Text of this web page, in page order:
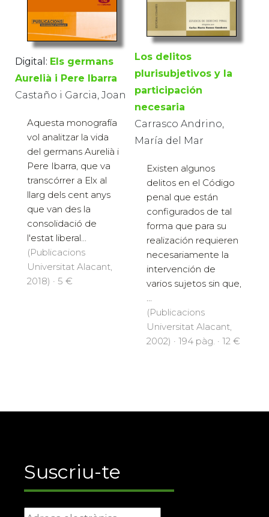
Digital: Els germans
Aurelià i Pere Ibarra
Castaño i Garcia, Joan
Aquesta monografía
vol analitzar la vida
del germans Aurelià i
Pere Ibarra, que va
transcórrer a Elx al
llarg dels cent anys
que van des la
consolidació de
l'estat liberal...
(Publicacions
Universitat Alacant,
2018) · 5 €
Los delitos
plurisubjetivos y la
participación
necesaria
Carrasco Andrino,
María del Mar
Existen algunos
delitos en el Código
penal que están
configurados de tal
forma que para su
realización requieren
necesariamente la
intervención de
varios sujetos sin que,
...
(Publicacions
Universitat Alacant,
2002) · 194 pàg. · 12 €
Suscriu-te